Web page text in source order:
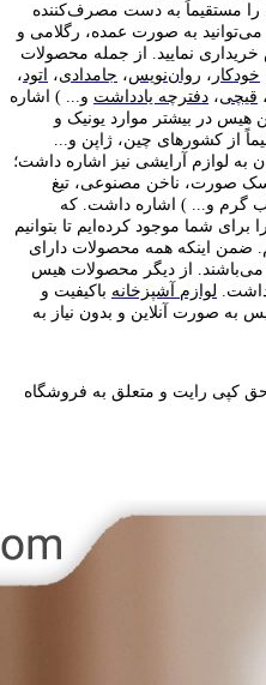
را مستقیماً به دست مصرف‌کننده
به صورت عمده، رگلامی و
نمایید. از جمله محصولات
خودکار ، روان‌نویس، جامدادی، اتود،
، قیچی، دفترچه یادداشت و... ) اشاره
هیس در بیشتر موارد یونیک و
از کشور‌های چین، ژاپن و...
به لوازم آرایشی نیز اشاره داشت؛
صورت، ناخن مصنوعی، تیغ
گرم و... ) اشاره داشت. که
برای شما موجود کرده‌ایم تا بتوانیم
ضمن اینکه همه محصولات دارای
می‌باشند. از دیگر محصولات هیس
داشت. لوازم آشپزخانه باکیفیت و
به صورت آنلاین و بدون نیاز به
کپی رایت و متعلق به فروشگاه